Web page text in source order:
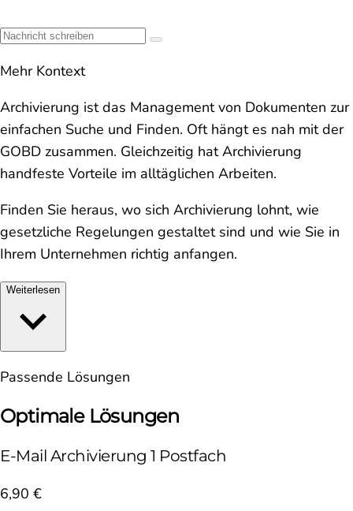
Mehr Kontext
Archivierung ist das Management von Dokumenten zur
einfachen Suche und Finden. Oft hängt es nah mit der
GOBD zusammen. Gleichzeitig hat Archivierung
handfeste Vorteile im alltäglichen Arbeiten.
Finden Sie heraus, wo sich Archivierung lohnt, wie
gesetzliche Regelungen gestaltet sind und wie Sie in
Ihrem Unternehmen richtig anfangen.
Weiterlesen
Passende Lösungen
Optimale Lösungen
E-Mail Archivierung 1 Postfach
6,90 €